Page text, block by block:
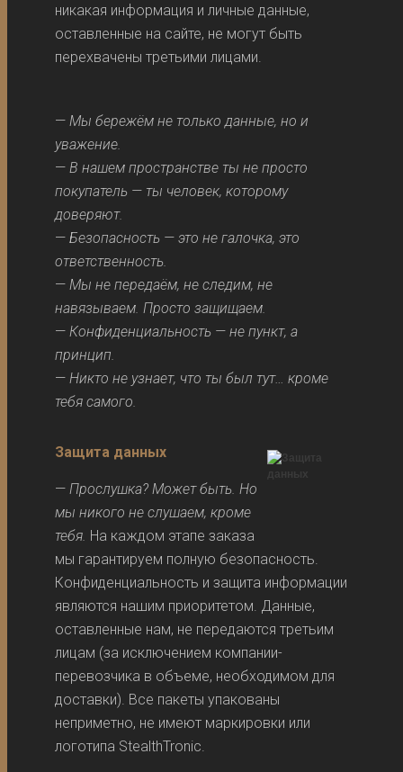
никакая информация и личные данные,
оставленные на сайте, не могут быть
перехвачены третьими лицами.
—Мы бережём не только данные, но и
уважение.
—В нашем пространстве ты не просто
покупатель — ты человек, которому
доверяют.
—Безопасность — это не галочка, это
ответственность.
—Мы не передаём, не следим, не
навязываем. Просто защищаем.
—Конфиденциальность — не пункт, а
принцип.
—Никто не узнает, что ты был тут… кроме
тебя самого.
Защита данных
—Прослушка? Может быть. Но
мы никого не слушаем, кроме
тебя. На каждом этапе заказа
мы гарантируем полную безопасность.
Конфиденциальность и защита информации
являются нашим приоритетом. Данные,
оставленные нам, не передаются третьим
лицам (за исключением компании-
перевозчика в объеме, необходимом для
доставки). Все пакеты упакованы
неприметно, не имеют маркировки или
логотипа StealthTronic.